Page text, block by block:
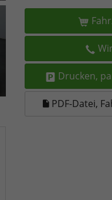
Drucken,
PDF-Datei,